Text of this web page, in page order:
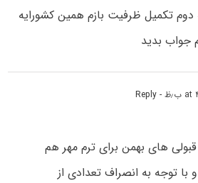
دوم تکمیل ظرفیت بازم همین کشورایه
جواب بدید
- Reply
قبولی های بهمن برای ترم مهر هم
با توجه به انصراف تعدادی از